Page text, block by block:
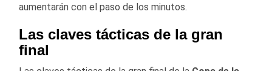
aumentarán con el paso de los minutos.
Las claves tácticas de la gran
final